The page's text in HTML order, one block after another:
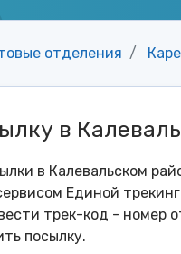
отделения
в
в Калевальском
Единой
трек-код - номер
посылку.